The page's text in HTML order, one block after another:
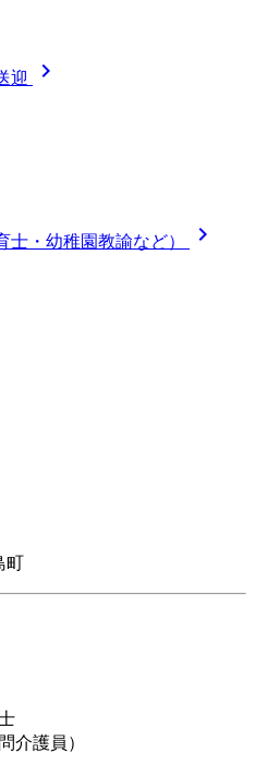
迎 
士・幼稚園教諭など） 
町
介護員）